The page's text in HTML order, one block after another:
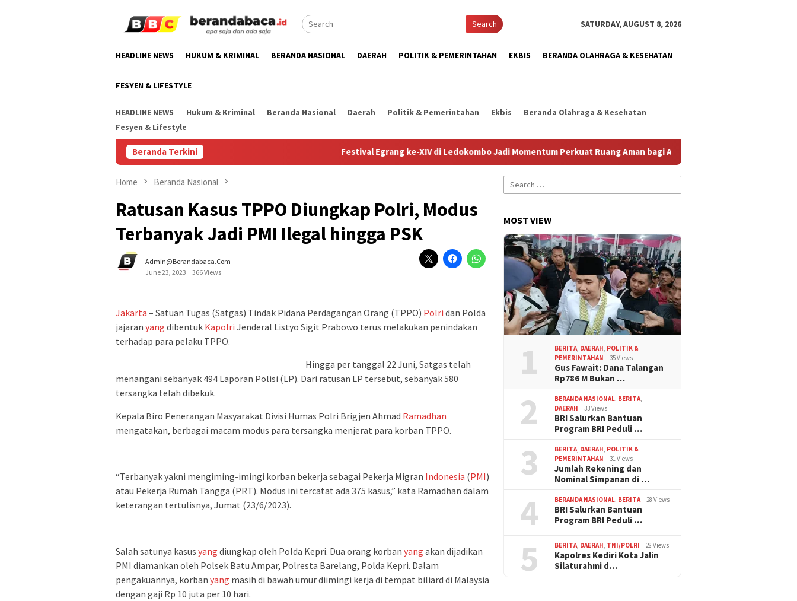
Search SATURDAY, AUGUST 8, 2026
HEADLINE NEWS HUKUM & KRIMINAL BERANDA NASIONAL DAERAH POLITIK & PEMERINTAHAN EKBIS BERANDA OLAHRAGA & KESEHATAN
FESYEN & LIFESTYLE
HEADLINE NEWS Hukum & Kriminal Beranda Nasional Daerah Politik & Pemerintahan Ekbis
Beranda Olahraga & Kesehatan
Fesyen & Lifestyle
Beranda Terkini Festival Egrang ke-XIV di Ledokombo Jadi Momentum Perkuat Ruang Aman bagi Anak
Home Beranda Nasional
Ratusan Kasus TPPO Diungkap Polri, Modus
Terbanyak Jadi PMI Ilegal hingga PSK
Admin@berandabaca.com
June 23, 2023
366 Views
Jakarta – Satuan Tugas (Satgas) Tindak Pidana Perdagangan Orang (TPPO) Polri dan Polda
jajaran yang dibentuk Kapolri Jenderal Listyo Sigit Prabowo terus melakukan penindakan
terhadap para pelaku TPPO.
Hingga per tanggal 22 Juni, Satgas telah
menangani sebanyak 494 Laporan Polisi (LP). Dari ratusan LP tersebut, sebanyak 580
tersangka telah dibekuk.
Kepala Biro Penerangan Masyarakat Divisi Humas Polri Brigjen Ahmad Ramadhan
mengatakan, berbagai macam modus para tersangka menjerat para korban TPPO.
“Terbanyak yakni mengiming-imingi korban bekerja sebagai Pekerja Migran Indonesia (PMI)
atau Pekerja Rumah Tangga (PRT). Modus ini tercatat ada 375 kasus,” kata Ramadhan dalam
keterangan tertulisnya, Jumat (23/6/2023).
Salah satunya kasus yang diungkap oleh Polda Kepri. Dua orang korban yang akan dijadikan
PMI diamankan oleh Polsek Batu Ampar, Polresta Barelang, Polda Kepri. Dalam
pengakuannya, korban yang masih di bawah umur diimingi kerja di tempat biliard di Malaysia
dengan gaji Rp 10 juta per 10 hari.
Search
for:
MOST VIEW
1 BERITA DAERAH POLITIK &
PEMERINTAHAN
35 Views
Gus Fawait: Dana Talangan
Rp786 M Bukan …
2 BERANDA NASIONAL BERITA
DAERAH
33 Views
BRI Salurkan Bantuan
Program BRI Peduli …
3 BERITA DAERAH POLITIK &
PEMERINTAHAN
31 Views
Jumlah Rekening dan
Nominal Simpanan di …
4 BERANDA NASIONAL BERITA 28 Views
BRI Salurkan Bantuan
Program BRI Peduli …
5 BERITA DAERAH TNI/POLRI 28 Views
Kapolres Kediri Kota Jalin
Silaturahmi d…